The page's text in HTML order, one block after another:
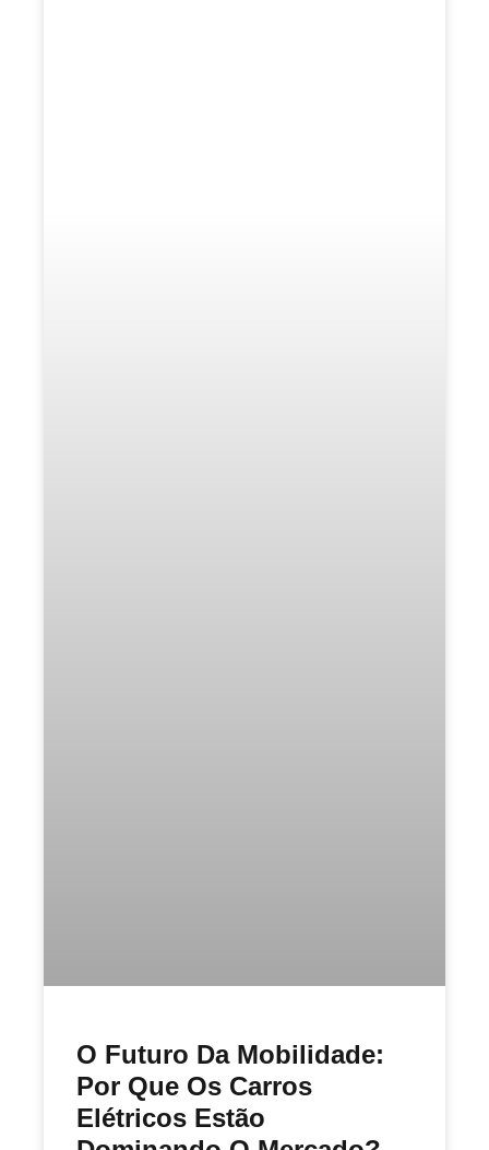
O Futuro Da Mobilidade:
Por Que Os Carros
Elétricos Estão